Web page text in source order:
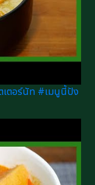
เตอร์นัท #เมนูนี้ปัง